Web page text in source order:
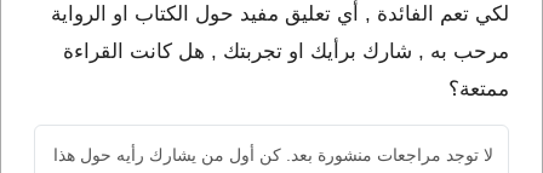
لكي تعم الفائدة , أي تعليق مفيد حول الكتاب او الرواية
مرحب به , شارك برأيك او تجربتك , هل كانت القراءة
ممتعة؟
لا توجد مراجعات منشورة بعد. كن أول من يشارك رأيه حول هذا